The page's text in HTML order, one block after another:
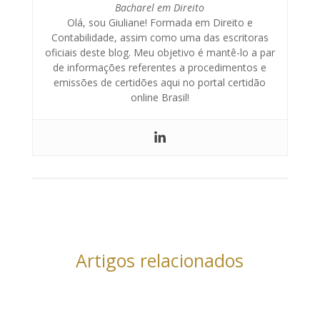
Bacharel em Direito
Olá, sou Giuliane! Formada em Direito e
Contabilidade, assim como uma das escritoras
oficiais deste blog. Meu objetivo é mantê-lo a par
de informações referentes a procedimentos e
emissões de certidões aqui no portal certidão
online Brasil!
Artigos relacionados